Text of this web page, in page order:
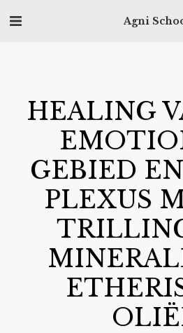
Agni
HEALING
GEBIED
PLEXUS